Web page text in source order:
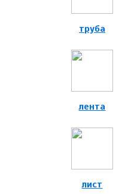
труба
лента
лист